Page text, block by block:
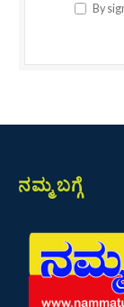
By
ನಮ್ಮ ಬಗ್ಗೆ